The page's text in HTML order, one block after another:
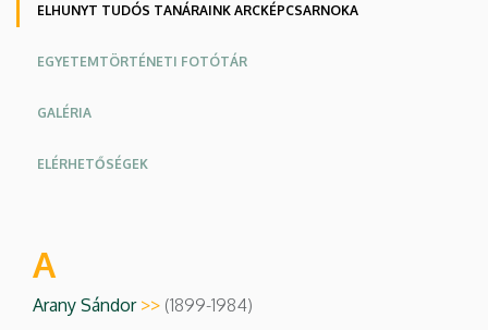
ELHUNYT TUDÓS TANÁRAINK ARCKÉPCSARNOKA
EGYETEMTÖRTÉNETI FOTÓTÁR
GALÉRIA
ELÉRHETŐSÉGEK
A
Arany Sándor >> (1899-1984)